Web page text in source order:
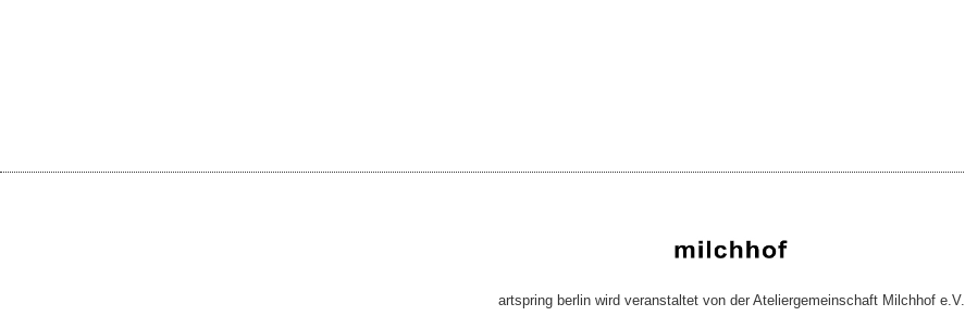
artspring berlin wird veranstaltet von der Ateliergemeinschaft Milchhof e.V.